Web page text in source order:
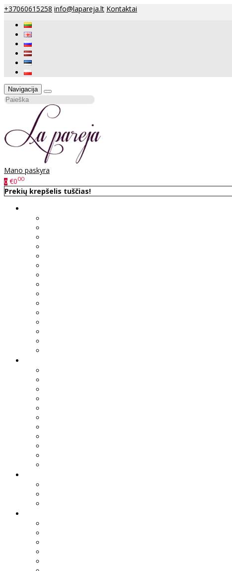
+37060615258 info@lapareja.lt Kontaktai
Navigacija
Mano paskyra
0 €000
Prekių krepšelis tuščias!